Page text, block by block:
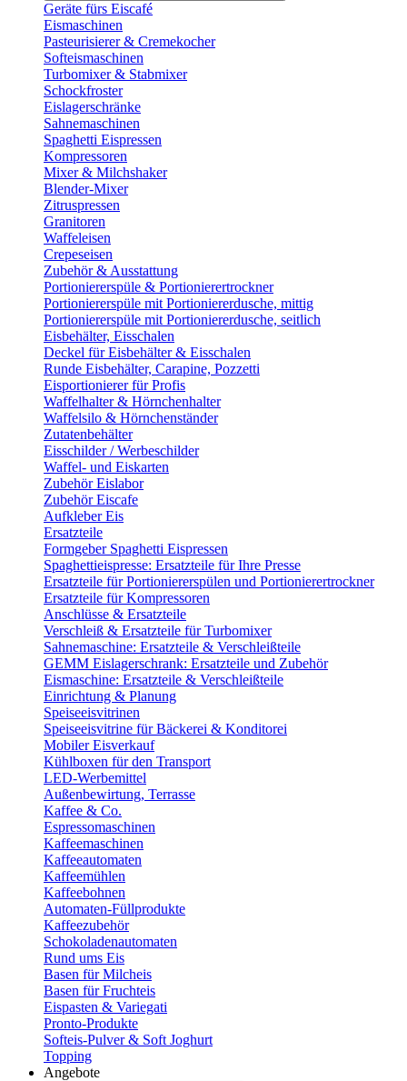
Geräte fürs Eiscafé
Eismaschinen
Pasteurisierer & Cremekocher
Softeismaschinen
Turbomixer & Stabmixer
Schockfroster
Eislagerschränke
Sahnemaschinen
Spaghetti Eispressen
Kompressoren
Mixer & Milchshaker
Blender-Mixer
Zitruspressen
Granitoren
Waffeleisen
Crepeseisen
Zubehör & Ausstattung
Portioniererspüle & Portionierertrockner
Portioniererspüle mit Portioniererdusche, mittig
Portioniererspüle mit Portioniererdusche, seitlich
Eisbehälter, Eisschalen
Deckel für Eisbehälter & Eisschalen
Runde Eisbehälter, Carapine, Pozzetti
Eisportionierer für Profis
Waffelhalter & Hörnchenhalter
Waffelsilo & Hörnchenständer
Zutatenbehälter
Eisschilder / Werbeschilder
Waffel- und Eiskarten
Zubehör Eislabor
Zubehör Eiscafe
Aufkleber Eis
Ersatzteile
Formgeber Spaghetti Eispressen
Spaghettieispresse: Ersatzteile für Ihre Presse
Ersatzteile für Portioniererspülen und Portionierertrockner
Ersatzteile für Kompressoren
Anschlüsse & Ersatzteile
Verschleiß & Ersatzteile für Turbomixer
Sahnemaschine: Ersatzteile & Verschleißteile
GEMM Eislagerschrank: Ersatzteile und Zubehör
Eismaschine: Ersatzteile & Verschleißteile
Einrichtung & Planung
Speiseeisvitrinen
Speiseeisvitrine für Bäckerei & Konditorei
Mobiler Eisverkauf
Kühlboxen für den Transport
LED-Werbemittel
Außenbewirtung, Terrasse
Kaffee & Co.
Espressomaschinen
Kaffeemaschinen
Kaffeeautomaten
Kaffeemühlen
Kaffeebohnen
Automaten-Füllprodukte
Kaffeezubehör
Schokoladenautomaten
Rund ums Eis
Basen für Milcheis
Basen für Fruchteis
Eispasten & Variegati
Pronto-Produkte
Softeis-Pulver & Soft Joghurt
Topping
Angebote